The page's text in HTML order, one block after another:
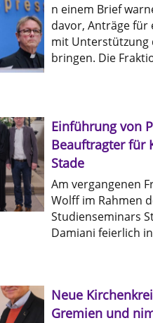
n einem Brief
davor, Anträge für
mit Unterstützung
bringen. Die
Einführung von
Beauftragter für
Stade
Am vergangenen
Wolff im Rahmen
Studienseminars
Damiani feierlich
Neue
Gremien und